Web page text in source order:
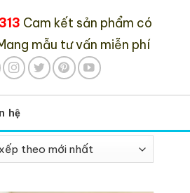
Cam kết sản phẩm có
mẫu tư vấn miễn phí
hệ